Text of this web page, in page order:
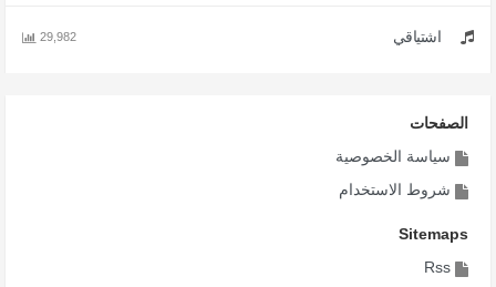
اشتياقي 29,982
الصفحات
سياسة الخصوصية
شروط الاستخدام
Sitemaps
Rss